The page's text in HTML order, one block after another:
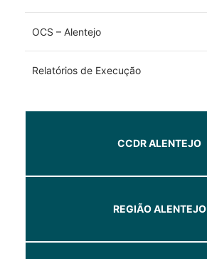
OCS – Alentejo
Relatórios de Execução
CCDR ALENTEJO
REGIÃO ALENTEJO